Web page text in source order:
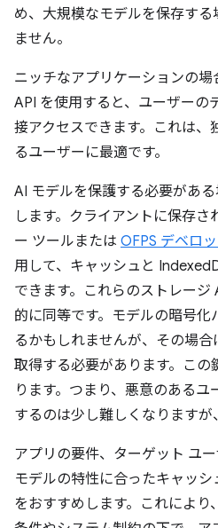
め、大規模なモデルを保存す
ません。
ニッチなアプリケーションの
API を使用すると、ユーザーの
接アクセスできます。これは、
るユーザーに最適です。
AI モデルを保護する必要があ
します。クライアントに保存
ー ツールまたは OFPS デベロ
用して、キャッシュと
できます。これらのストレージ
的に同等です。モデルの暗号
るかもしれませんが、その場
取得する必要があります。こ
ります。つまり、悪意のあるユ
するのは少し難しくなりますが
アプリの要件、ターゲット ユ
モデルの特性に合ったキャッ
をおすすめします。これにより